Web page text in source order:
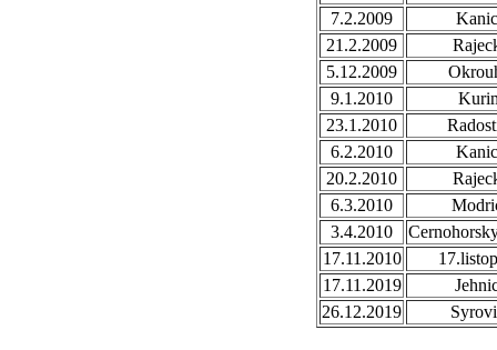
7.2.2009
21.2.2009
5.12.2009
9.1.2010
23.1.2010
6.2.2010
20.2.2010
6.3.2010
3.4.2010
17.11.2010
17.11.2019
26.12.2019